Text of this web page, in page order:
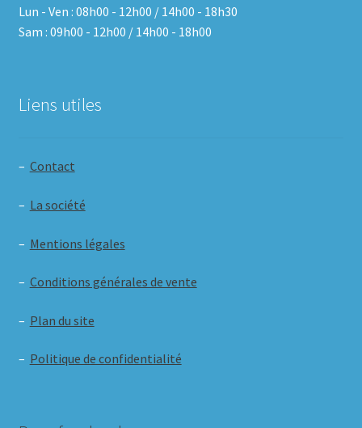
Lun - Ven : 08h00 - 12h00 / 14h00 - 18h30
Sam : 09h00 - 12h00 / 14h00 - 18h00
Liens utiles
– Contact
– La société
– Mentions légales
– Conditions générales de vente
– Plan du site
– Politique de confidentialité